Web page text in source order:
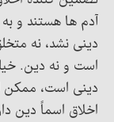
آدم ها هستند و
دینی نشد، نه
است و نه دین.
دینی است،
اخلاق اسماً دین